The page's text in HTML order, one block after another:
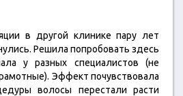
в другой клинике пару лет
Решила попробовать здесь
у разных специалистов (не
Эффект почувствовала
волосы перестали расти